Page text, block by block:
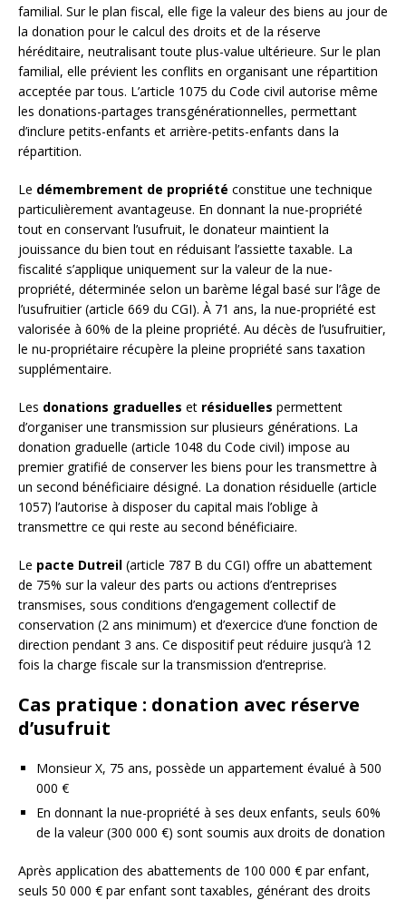
familial. Sur le plan fiscal, elle fige la valeur des biens au jour de
la donation pour le calcul des droits et de la réserve
héréditaire, neutralisant toute plus-value ultérieure. Sur le plan
familial, elle prévient les conflits en organisant une répartition
acceptée par tous. L’article 1075 du Code civil autorise même
les donations-partages transgénérationnelles, permettant
d’inclure petits-enfants et arrière-petits-enfants dans la
répartition.
Le démembrement de propriété constitue une technique
particulièrement avantageuse. En donnant la nue-propriété
tout en conservant l’usufruit, le donateur maintient la
jouissance du bien tout en réduisant l’assiette taxable. La
fiscalité s’applique uniquement sur la valeur de la nue-
propriété, déterminée selon un barème légal basé sur l’âge de
l’usufruitier (article 669 du CGI). À 71 ans, la nue-propriété est
valorisée à 60% de la pleine propriété. Au décès de l’usufruitier,
le nu-propriétaire récupère la pleine propriété sans taxation
supplémentaire.
Les donations graduelles et résiduelles permettent
d’organiser une transmission sur plusieurs générations. La
donation graduelle (article 1048 du Code civil) impose au
premier gratifié de conserver les biens pour les transmettre à
un second bénéficiaire désigné. La donation résiduelle (article
1057) l’autorise à disposer du capital mais l’oblige à
transmettre ce qui reste au second bénéficiaire.
Le pacte Dutreil (article 787 B du CGI) offre un abattement
de 75% sur la valeur des parts ou actions d’entreprises
transmises, sous conditions d’engagement collectif de
conservation (2 ans minimum) et d’exercice d’une fonction de
direction pendant 3 ans. Ce dispositif peut réduire jusqu’à 12
fois la charge fiscale sur la transmission d’entreprise.
Cas pratique : donation avec réserve
d’usufruit
Monsieur X, 75 ans, possède un appartement évalué à 500
000 €
En donnant la nue-propriété à ses deux enfants, seuls 60%
de la valeur (300 000 €) sont soumis aux droits de donation
Après application des abattements de 100 000 € par enfant,
seuls 50 000 € par enfant sont taxables, générant des droits